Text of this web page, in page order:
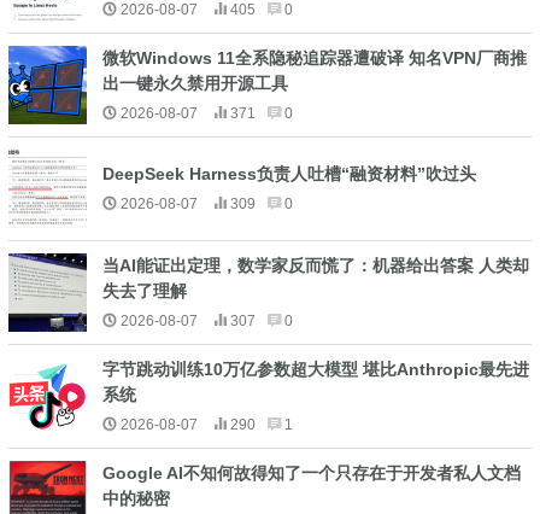
2026-08-07 405 0
微软Windows 11全系隐秘追踪器遭破译 知名VPN厂商推
出一键永久禁用开源工具
2026-08-07 371 0
DeepSeek Harness负责人吐槽“融资材料”吹过头
2026-08-07 309 0
当AI能证出定理，数学家反而慌了：机器给出答案 人类却
失去了理解
2026-08-07 307 0
字节跳动训练10万亿参数超大模型 堪比Anthropic最先进
系统
2026-08-07 290 1
Google AI不知何故得知了一个只存在于开发者私人文档
中的秘密